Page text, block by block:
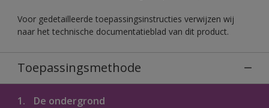
Voor gedetailleerde toepassingsinstructies verwijzen wij
naar het technische documentatieblad van dit product.
Toepassingsmethode
1. De ondergrond